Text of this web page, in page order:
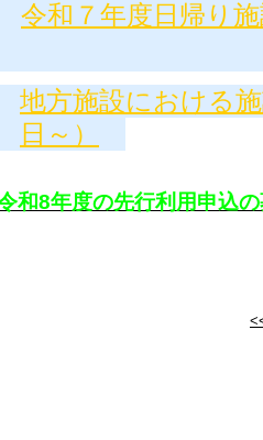
令和７年度日帰り
地方施設における
日～）
和8年度の先行利用申込